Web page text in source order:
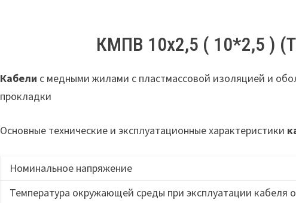
КМПВ 10х2,5 ( 10*2,5 )
Кабели с медными жилами с пластмассовой изоляцией и
прокладки
Основные технические и эксплуатационные характеристики
Номинальное напряжение
Температура окружающей среды при эксплуатации кабеля